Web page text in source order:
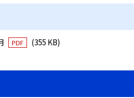
PDF (355 KB)